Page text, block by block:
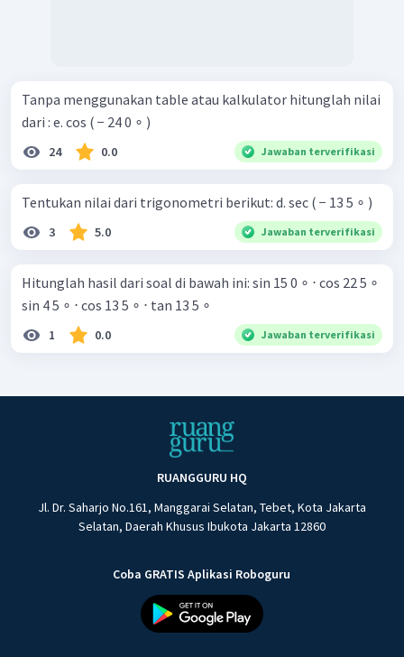
Tanpa menggunakan table atau kalkulator hitunglah nilai
dari : e. cos ( − 24 0 ∘ )
24 0.0 Jawaban terverifikasi
Tentukan nilai dari trigonometri berikut: d. sec ( − 13 5 ∘ )
3 5.0 Jawaban terverifikasi
Hitunglah hasil dari soal di bawah ini: sin 15 0 ∘ ⋅ cos 22 5 ∘
sin 4 5 ∘ ⋅ cos 13 5 ∘ ⋅ tan 13 5 ∘ ​
1 0.0 Jawaban terverifikasi
RUANGGURU HQ
Jl. Dr. Saharjo No.161, Manggarai Selatan, Tebet, Kota Jakarta
Selatan, Daerah Khusus Ibukota Jakarta 12860
Coba GRATIS Aplikasi Roboguru